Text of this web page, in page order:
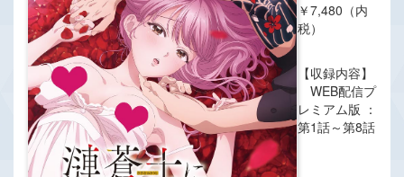
￥7,480（内
税）
【収録内容】
WEB配信プ
レミアム版 ：
第1話～第8話